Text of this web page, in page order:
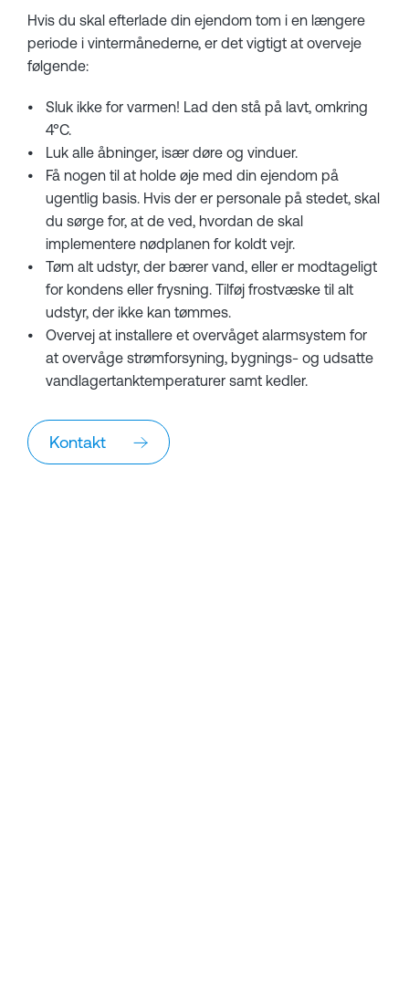
Hvis du skal efterlade din ejendom tom i en længere
periode i vintermånederne, er det vigtigt at overveje
følgende:
Sluk ikke for varmen! Lad den stå på lavt, omkring
4°C.
Luk alle åbninger, især døre og vinduer.
Få nogen til at holde øje med din ejendom på
ugentlig basis. Hvis der er personale på stedet, skal
du sørge for, at de ved, hvordan de skal
implementere nødplanen for koldt vejr.
Tøm alt udstyr, der bærer vand, eller er modtageligt
for kondens eller frysning. Tilføj frostvæske til alt
udstyr, der ikke kan tømmes.
Overvej at installere et overvåget alarmsystem for
at overvåge strømforsyning, bygnings- og udsatte
vandlagertanktemperaturer samt kedler.
Kontakt